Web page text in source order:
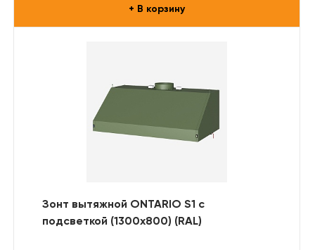
+ В корзину
Зонт вытяжной ONTARIO S1 с
подсветкой (1300x800) (RAL)